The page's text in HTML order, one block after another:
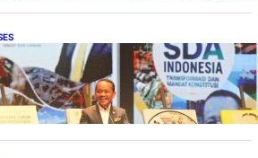
10 Buku Rekam Jejak
dan Kebijakan